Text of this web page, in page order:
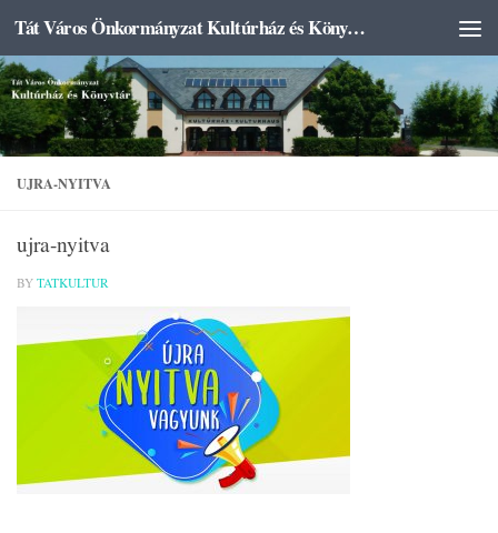
Skip to content Tát Város Önkormányzat Kultúrház és Könyvtár
UJRA-NYITVA
ujra-nyitva
BY TATKULTUR